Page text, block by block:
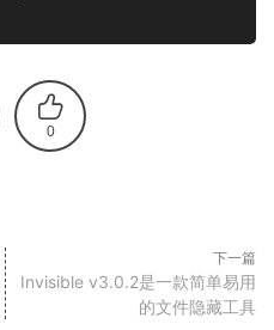
0
下一篇
Invisible v3.0.2是一款简单易用
的文件隐藏工具